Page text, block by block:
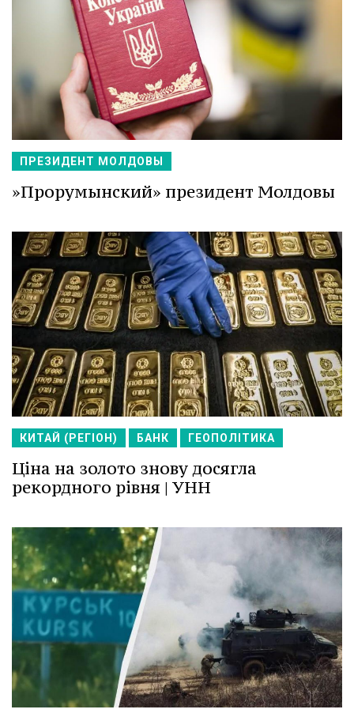
ПРЕЗИДЕНТ МОЛДОВЫ
»Прорумынский» президент Молдовы
КИТАЙ (РЕГІОН) БАНК ГЕОПОЛІТИКА
Ціна на золото знову досягла
рекордного рівня | УНН